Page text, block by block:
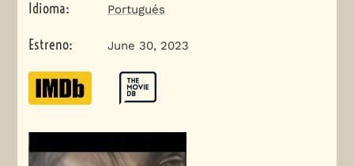
Idioma: Portugués
Estreno: June 30, 2023